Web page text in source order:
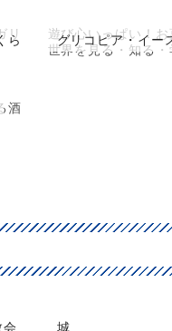
ら
リ
グリコピア・イー
遊び心いっぱい！
世界を見る・知る
酒
城